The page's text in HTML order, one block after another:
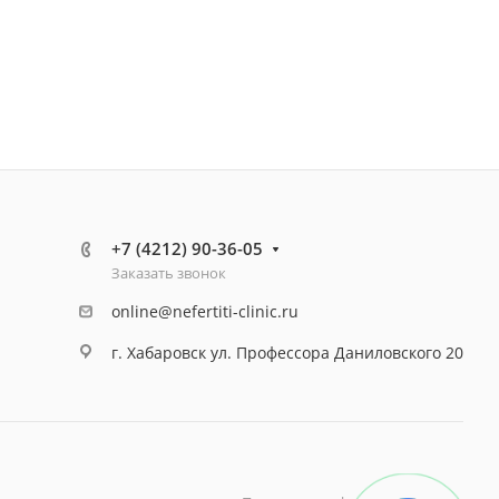
+7 (4212) 90-36-05
Заказать звонок
online@nefertiti-clinic.ru
г. Хабаровск ул. Профессора Даниловского 20